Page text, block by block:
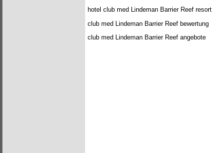
hotel club med Lindeman Barrier Reef resort
club med Lindeman Barrier Reef bewertung
club med Lindeman Barrier Reef angebote